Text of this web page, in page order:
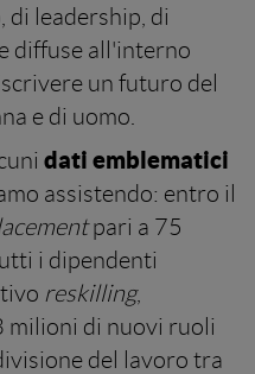
di leadership, di
diffuse all'interno
un futuro del
e di uomo.
dati emblematici
assistendo: entro il
pari a 75
i dipendenti
reskilling,
milioni di nuovi ruoli
del lavoro tra